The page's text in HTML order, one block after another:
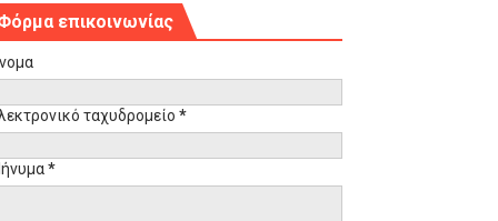
επικοινωνίας
ταχυδρομείο *
*